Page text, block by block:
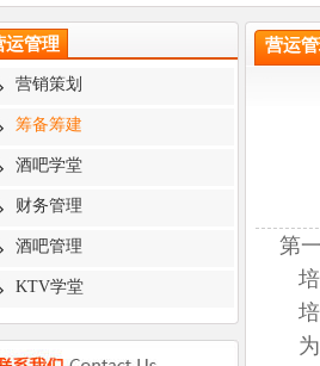
运管理
营销策划
筹备筹建
酒吧学堂
财务管理
酒吧管理
KTV学堂
营运
第一
培训
培训
为